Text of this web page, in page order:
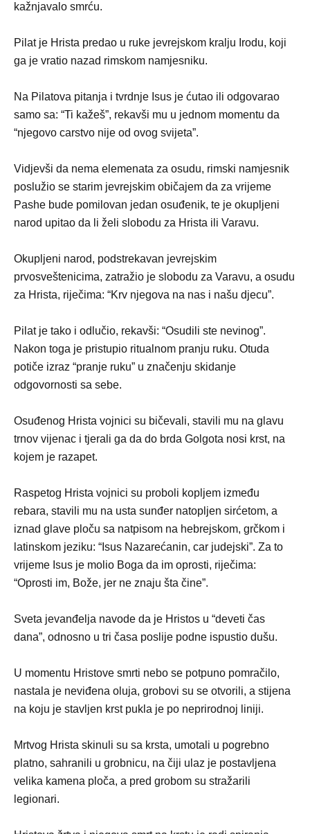
kažnjavalo smrću.
Pilat je Hrista predao u ruke jevrejskom kralju Irodu, koji
ga je vratio nazad rimskom namjesniku.
Na Pilatova pitanja i tvrdnje Isus je ćutao ili odgovarao
samo sa: “Ti kažeš”, rekavši mu u jednom momentu da
“njegovo carstvo nije od ovog svijeta”.
Vidjevši da nema elemenata za osudu, rimski namjesnik
poslužio se starim jevrejskim običajem da za vrijeme
Pashe bude pomilovan jedan osuđenik, te je okupljeni
narod upitao da li želi slobodu za Hrista ili Varavu.
Okupljeni narod, podstrekavan jevrejskim
prvosveštenicima, zatražio je slobodu za Varavu, a osudu
za Hrista, riječima: “Krv njegova na nas i našu djecu”.
Pilat je tako i odlučio, rekavši: “Osudili ste nevinog”.
Nakon toga je pristupio ritualnom pranju ruku. Otuda
potiče izraz “pranje ruku” u značenju skidanje
odgovornosti sa sebe.
Osuđenog Hrista vojnici su bičevali, stavili mu na glavu
trnov vijenac i tjerali ga da do brda Golgota nosi krst, na
kojem je razapet.
Raspetog Hrista vojnici su proboli kopljem između
rebara, stavili mu na usta sunđer natopljen sirćetom, a
iznad glave ploču sa natpisom na hebrejskom, grčkom i
latinskom jeziku: “Isus Nazarećanin, car judejski”. Za to
vrijeme Isus je molio Boga da im oprosti, riječima:
“Oprosti im, Bože, jer ne znaju šta čine”.
Sveta jevanđelja navode da je Hristos u “deveti čas
dana”, odnosno u tri časa poslije podne ispustio dušu.
U momentu Hristove smrti nebo se potpuno pomračilo,
nastala je neviđena oluja, grobovi su se otvorili, a stijena
na koju je stavljen krst pukla je po neprirodnoj liniji.
Mrtvog Hrista skinuli su sa krsta, umotali u pogrebno
platno, sahranili u grobnicu, na čiji ulaz je postavljena
velika kamena ploča, a pred grobom su stražarili
legionari.